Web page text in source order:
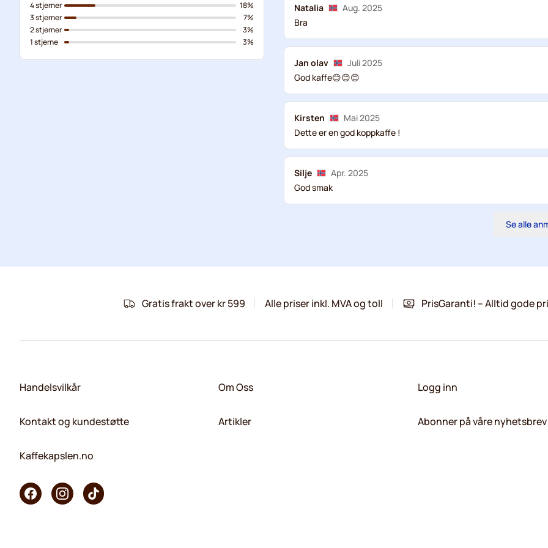
4 stjerner
3 stjerner
2 stjerner
1 stjerne
18%
7%
3%
3%
Natalia
Aug. 2025
Bra
Jan olav
Juli 2025
God kaffe😊😊😊
Kirsten
Mai 2025
Dette er en god koppkaffe !
Silje
Apr. 2025
God smak
Se alle
Gratis frakt over kr 599 Alle priser inkl. MVA og toll PrisGaranti! – Alltid gode
Handelsvilkår
Kontakt og kundestøtte
Kaffekapslen.no
Om Oss
Artikler
Logg inn
Abonner på våre nyhetsbrev